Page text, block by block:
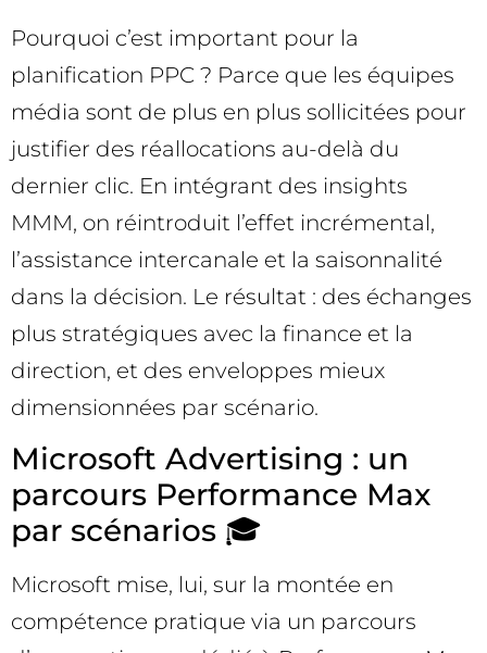
Pourquoi c’est important pour la
planification PPC ? Parce que les équipes
média sont de plus en plus sollicitées pour
justifier des réallocations au-delà du
dernier clic. En intégrant des insights
MMM, on réintroduit l’effet incrémental,
l’assistance intercanale et la saisonnalité
dans la décision. Le résultat : des échanges
plus stratégiques avec la finance et la
direction, et des enveloppes mieux
dimensionnées par scénario.
Microsoft Advertising : un
parcours Performance Max
par scénarios 🎓
Microsoft mise, lui, sur la montée en
compétence pratique via un parcours